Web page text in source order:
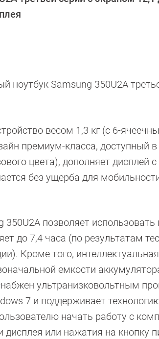
ноутбук Samsung 350U2A
весом 1,3 кг (с 6-
премиум-класса, доступный
цвета), дополняет дисплей
без ущерба для
позволяет
до 7,4 часа (по результатам
Кроме того,
емкости
ультранизковольтным
7 и поддерживает
начать работу с
или нажатия на кнопку